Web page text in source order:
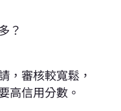
？
，審核較寬鬆，
高信用分數。